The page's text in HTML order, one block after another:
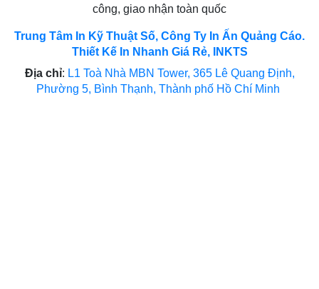
công, giao nhận toàn quốc
Trung Tâm In Kỹ Thuật Số, Công Ty In Ấn Quảng Cáo.
Thiết Kế In Nhanh Giá Rẻ, INKTS
Địa chỉ: L1 Toà Nhà MBN Tower, 365 Lê Quang Định,
Phường 5, Bình Thạnh, Thành phố Hồ Chí Minh